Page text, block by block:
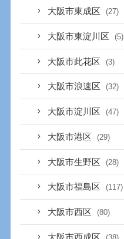
大阪市東成区 (27)
大阪市東淀川区 (5)
大阪市此花区 (3)
大阪市浪速区 (32)
大阪市淀川区 (47)
大阪市港区 (29)
大阪市生野区 (28)
大阪市福島区 (117)
大阪市西区 (80)